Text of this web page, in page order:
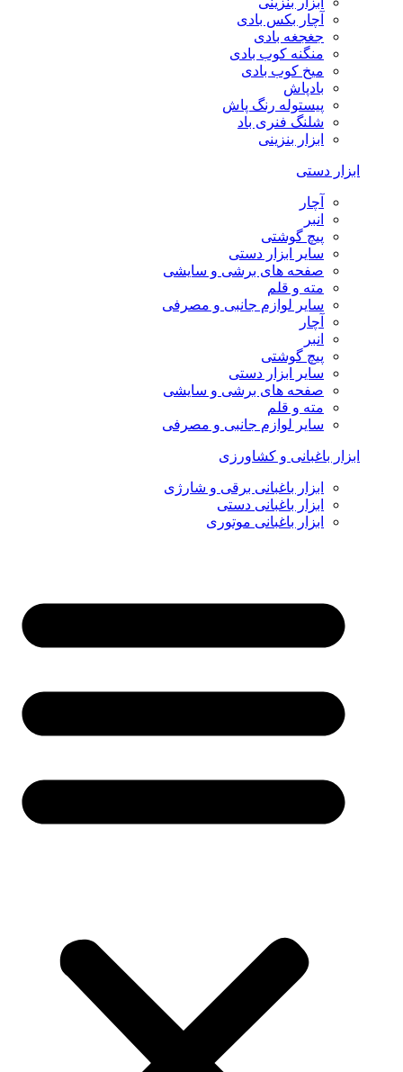
آچار بکس بادی
جغجغه بادی
منگنه کوب بادی
میخ کوب بادی
بادپاش
پیستوله رنگ پاش
شلنگ فنری باد
ابزار بنزینی
ابزار دستی
آچار
انبر
پیچ گوشتی
سایر ابزار دستی
صفحه های برشی و سایشی
مته و قلم
سایر لوازم جانبی و مصرفی
آچار
انبر
پیچ گوشتی
سایر ابزار دستی
صفحه های برشی و سایشی
مته و قلم
سایر لوازم جانبی و مصرفی
ابزار باغبانی و کشاورزی
ابزار باغبانی برقی و شارژی
ابزار باغبانی دستی
ابزار باغبانی موتوری